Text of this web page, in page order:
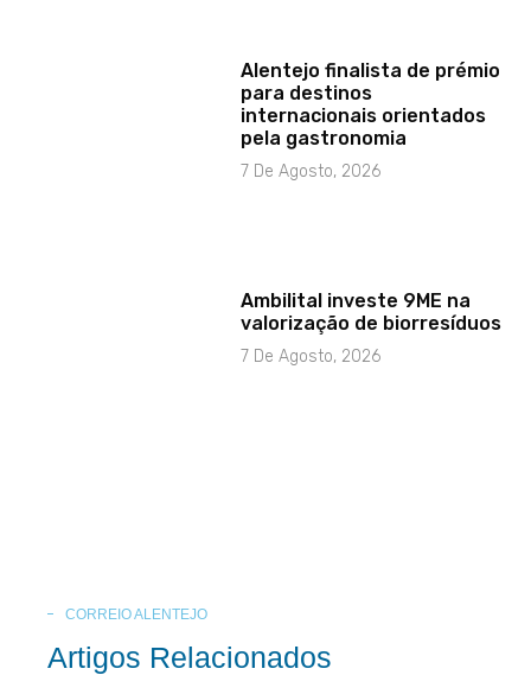
Alentejo finalista de prémio
para destinos
internacionais orientados
pela gastronomia
7 De Agosto, 2026
Ambilital investe 9ME na
valorização de biorresíduos
7 De Agosto, 2026
CORREIO ALENTEJO
Artigos Relacionados